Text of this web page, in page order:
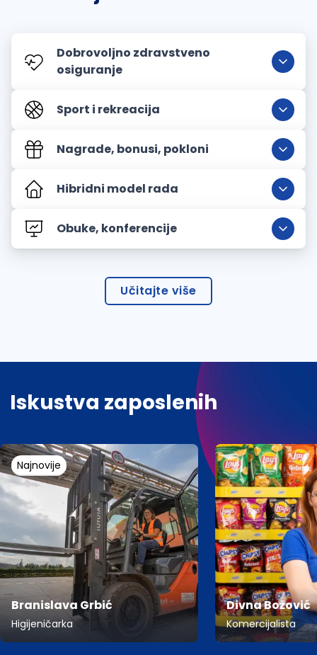
Dobrovoljno zdravstveno
osiguranje
Sport i rekreacija
Nagrade, bonusi, pokloni
Hibridni model rada
Obuke, konferencije
Učitajte više
Iskustva zaposlenih
Najnovije
Branislava Grbić
Higijeničarka
Divna Božović
Komercijalista